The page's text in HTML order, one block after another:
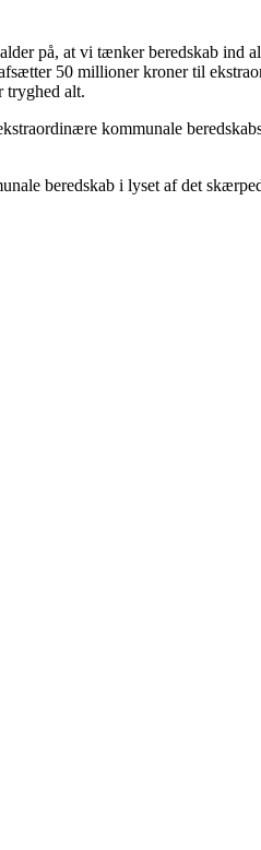
på, at vi tænker beredskab ind
50 millioner kroner til
tryghed alt.
kommunale
beredskab i lyset af det